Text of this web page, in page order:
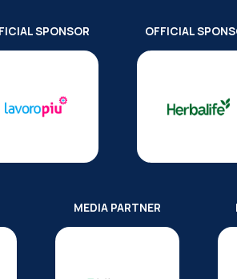
SPONSOR OFFICIAL
MEDIA PARTNER